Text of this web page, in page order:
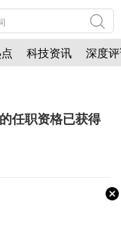
科技资讯 深度
任职资格已获得